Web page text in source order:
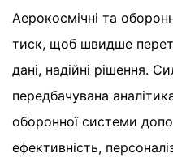
Аерокосмічні та
тиск, щоб швидше
дані, надійні рішення.
передбачувана
оборонної системи
ефективність,